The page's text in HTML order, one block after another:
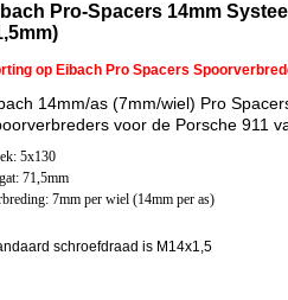
Pro-Spacers 14mm
op Eibach Pro Spacers
14mm/as (7mm/wiel) Pro
voor de Porsche 911
5x130
71,5mm
7mm per wiel (14mm per as)
schroefdraad is M14x1,5